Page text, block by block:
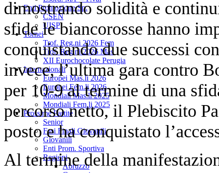
Enti Promozione Sp.
CSEN
UISP
Tornei
Trof. Reg.ni 2026 Fem
Trof. Reg.ni 2026 Mas
XII Eurochocolate Perugia
Internazionali
Europei Mas.li 2026
Europei Fem.li 2026
Mondiali Mas.li 2025
Mondiali Fem.li 2025
Prossime Partite
Senior
Fasi Finali Giovanili
Giovanili
Enti Prom. Sportiva
Regioni
Abruzzo
dimostrando solidità e
sfide le biancorosse hanno
conquistando due successi
invece, l’ultima gara contro
per 10-9 al termine di una
percorso netto, il Plebiscito
posto e ha conquistato
Al termine della